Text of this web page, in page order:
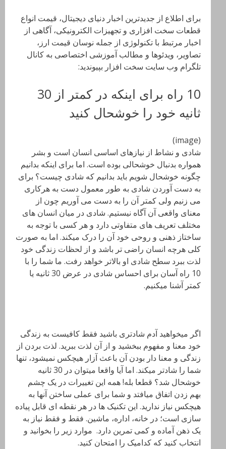
برای اطلاع از جدیدترین اخبار دنیای دیجیتال، قیمت انواع
قطعات سخت افزاری و تجهیزات الکترونیکی، آگاهی از
اخبار مرتبط با تکنولوژی از جمله نوسان قیمت ارز،
تصاویر، ویدئوها و مطالب آموزشی اختصاصی به کانال
تلگرام وب سایت سخت افزار بپیوندید:
10 راه برای اینکه در کمتر از 30
ثانیه خود را خوشحال کنید
(image)
شادی و نشاط از نیازهای اساسی انسان است و بشر
همواره بدنبال خوشحالی بوده است. اما برای اینکه بدانیم
چگونه خوشحال شویم باید بدانیم که شادی چیست؟ برای
به دست آوردن شادی به طور معمول دست به هرکاری
می زنیم ولی کمتر آن را به دست می آوریم چون از
معنای واقعی آن آگاه نیستیم. شادی در میان انسان های
مختلف تعریف های متفاوتی دارد و هر کسی با توجه به
ساختاز ذهنی و روحی خود آن را درک میکند. اما به صورت
کلی هرچه انسان راضی تر باشد و از لحظات زندگی خود
لذت ببرد سطح شادی او بالاتر خواهد رفت. ما شما را با
10 راه آسان برای احساس شادی در عرض 30 ثانیه یا
کمتر آشنا میکنیم.
اگر میخواهید آدم شادتری باشید فقط کافیست به زندگی
خود معنا و مفهوم ببخشید و از آن لذت ببرید. لذت بردن از
زندگی و معنا دار بودن آن باعث آزار هیچکس نمیشود، تنها
شما را شادتر میکند. اما آیا واقعا میتوان در 30 ثانیه
خوشحال شد؟ قطعا بله! همه این تغییرات در یک چشم
بهم زدن اتفاق میافتد و شما برای عملی ساختن آنها به
هیچکس نیاز ندارید. این تکنیک ها در هر نقطه ای قابل پیاده
سازی است؛ در خانه، اداره، ماشین. فقط و فقط نیاز به
یک ذهن آماده و کمی تمرین دارد. موارد زیر را بخوانید و
انتخاب کنید که کدامیک را امتحان کنید.